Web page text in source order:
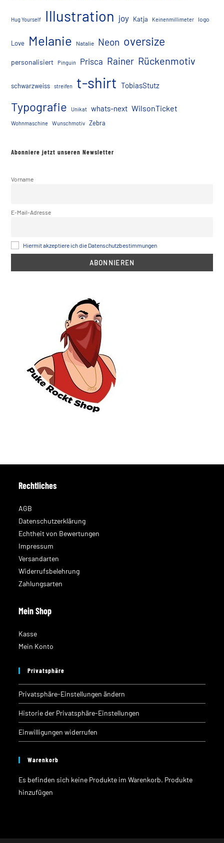
Hug Yourself Illustration joy Katja Keinenmillimeter logo
Love Melanie Natalie Neon oversize
personalisiert Pinguin Prisca Rainer Rückenmotiv
schwarzweiss streifen t-shirt TobiasStutz
Typografie Unikat whats-next WilsonTicket
Wohnmaschine Wunschmotiv Zebra
Abonniere jetzt unseren Newsletter
Vorname
E-Mail-Adresse
Hiermit akzeptiere ich die Datenschutzbestimmungen
Rechtliches
AGB
Datenschutzerklärung
Echtheit von Bewertungen
Impressum
Versandarten
Widerrufsbelehrung
Zahlungsarten
Mein Shop
Kasse
Mein Konto
Privatsphäre
Privatsphäre-Einstellungen ändern
Historie der Privatsphäre-Einstellungen
Einwilligungen widerrufen
Warenkorb
Es befinden sich keine Produkte im Warenkorb. Produkte
hinzufügen